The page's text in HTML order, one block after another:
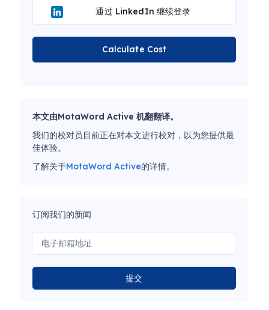
通过 LinkedIn 继续登录
Calculate Cost
本文由MotaWord Active 机翻翻译。
我们的校对员目前正在对本文进行校对，以为您提供最
佳体验。
了解关于MotaWord Active的详情。
订阅我们的新闻
提交